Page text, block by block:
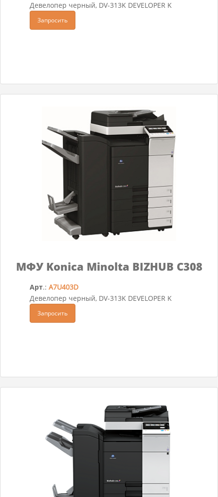
Девелопер черный, DV-313K DEVELOPER K
Запросить
МФУ Konica Minolta BIZHUB C308
Арт.: A7U403D
Девелопер черный, DV-313K DEVELOPER K
Запросить